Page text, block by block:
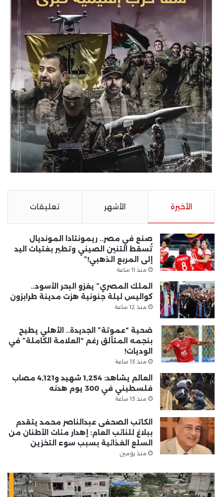
الأخيرة الأشهر تعليقات
صنع في مصر.. ريمونتادا المونديال
تُسقط التنين الصيني وتطير بفتيات اليد
إلى المربع الذهبي!”
منذ 11 ساعة
الملك المصري” يغزو البحر الأسود..
كواليس ليلة جنونية هزت مدينة طرابزون
منذ 12 ساعة
ضحية “عموتة” الجديدة.. الأهلي يطيح
بنجمه المتألق رغم “العلامة الكاملة” في
الوديات!
منذ 13 ساعة
العالم يشاهد: 1,254 شهيد و4,121 مصاب
فلسطيني في 300 يوم هدنه
منذ 13 ساعة
الكاتب الصحفى عبدالناصر محمد يتقدم
ببلاغ للنائب العام: إهدار مئات الأطنان من
السلع الغذائية بسبب سوء التخزين
منذ يومين